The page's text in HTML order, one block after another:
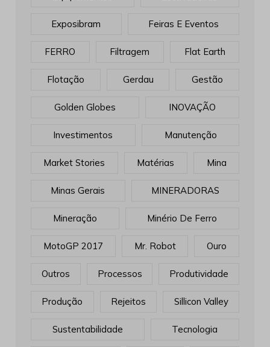
Exposibram Feiras E Eventos
FERRO Filtragem Flat Earth
Flotação Gerdau Gestão
Golden Globes INOVAÇÃO
Investimentos Manutenção
Market Stories Matérias Mina
Minas Gerais MINERADORAS
Mineração Minério De Ferro
MotoGP 2017 Mr. Robot Ouro
Outros Processos Produtividade
Produção Rejeitos Sillicon Valley
Sustentabilidade Tecnologia